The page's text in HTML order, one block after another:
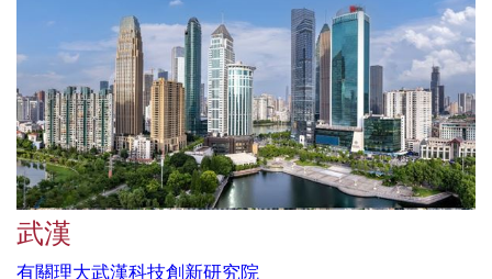
武漢
有關理大武漢科技創新研究院